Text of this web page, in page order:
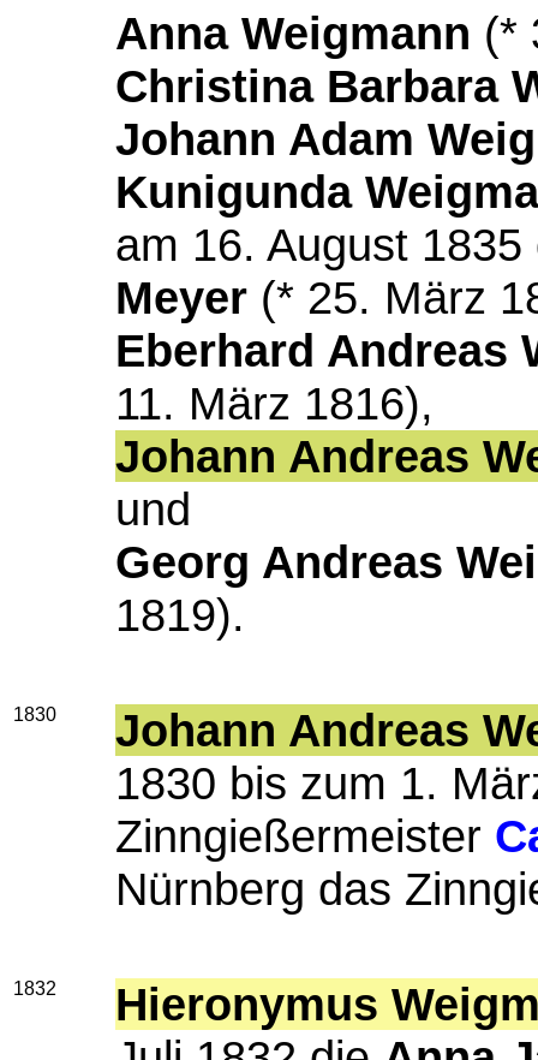
Anna Weigmann (*
Christina Barbara
Johann Adam
Kunigunda
am 16. August
Meyer (* 25. März
Eberhard Andreas
11. März 1816),
Johann Andreas
und
Georg Andreas
1819).
1830
Johann Andreas
1830 bis zum 1.
Zinngießermeister
Nürnberg das
1832
Hieronymus